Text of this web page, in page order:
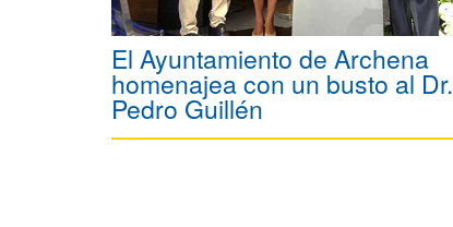
El Ayuntamiento de Archena
homenajea con un busto al Dr.
Pedro Guillén